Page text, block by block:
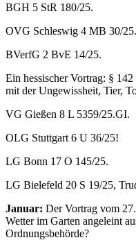
BGH 5 StR 180/25.
OVG Schleswig 4 MB 30/25.
BVerfG 2 BvE 14/25.
Ein hessischer Vortrag: §
mit der Ungewissheit, Tier,
VG Gießen 8 L 5359/25.GI.
OLG Stuttgart 6 U 36/25!
LG Bonn 17 O 145/25.
LG Bielefeld 20 S 19/25,
Januar: Der Vortrag vom
Wetter im Garten angeleint
Ordnungsbehörde?